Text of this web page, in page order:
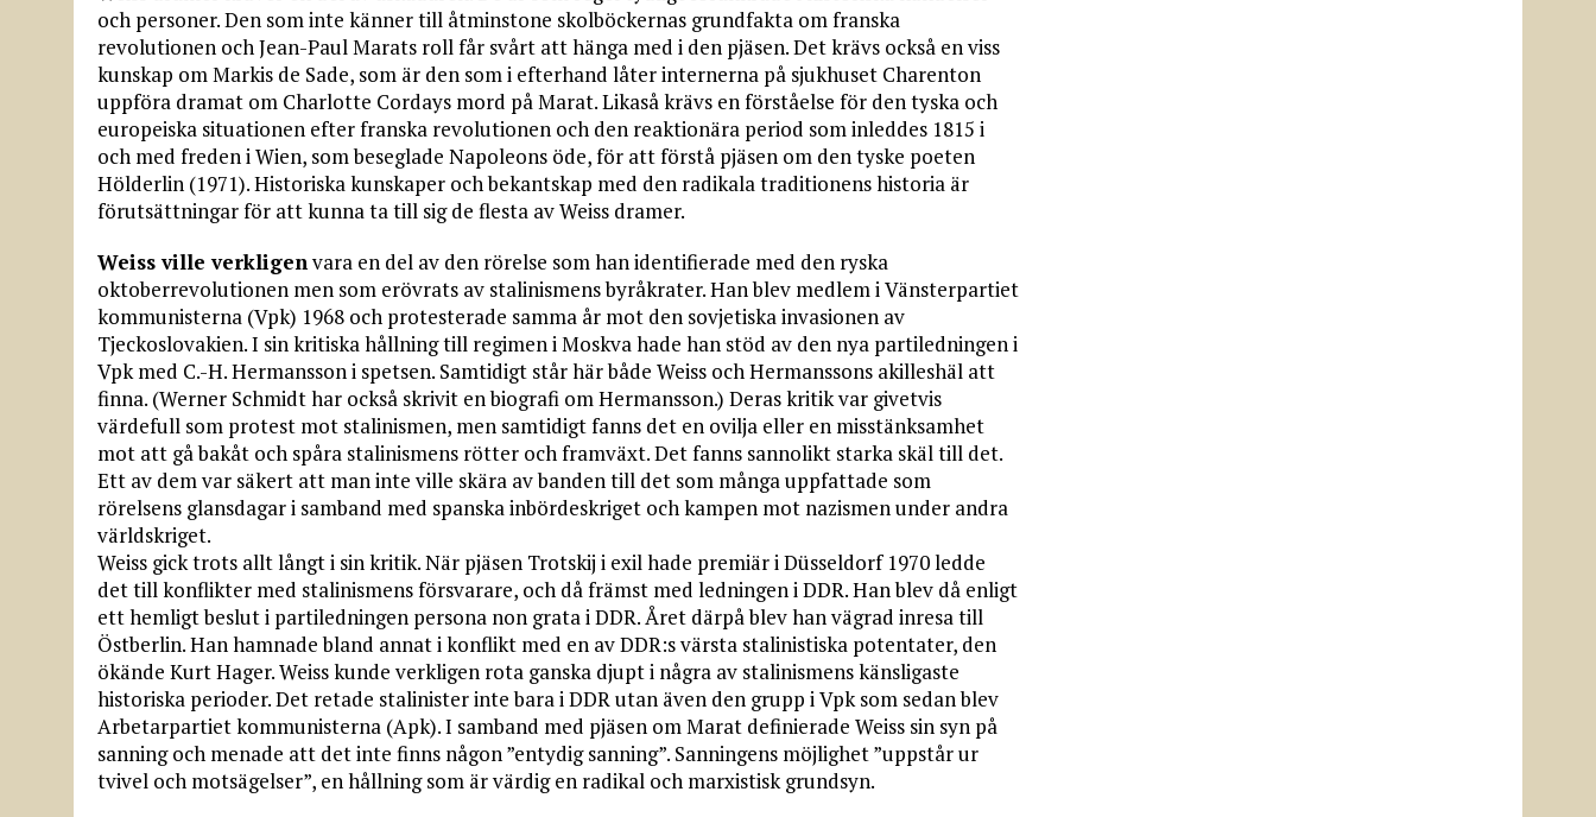
och personer. Den som inte känner till åtminstone skolböckernas grundfakta om franska
revolutionen och Jean-Paul Marats roll får svårt att hänga med i den pjäsen. Det krävs också en viss
kunskap om Markis de Sade, som är den som i efterhand låter internerna på sjukhuset Charenton
uppföra dramat om Charlotte Cordays mord på Marat. Likaså krävs en förståelse för den tyska och
europeiska situationen efter franska revolutionen och den reaktionära period som inleddes 1815 i
och med freden i Wien, som beseglade Napoleons öde, för att förstå pjäsen om den tyske poeten
Hölderlin (1971). Historiska kunskaper och bekantskap med den radikala traditionens historia är
förutsättningar för att kunna ta till sig de flesta av Weiss dramer.
Weiss ville verkligenvara en del av den rörelse som han identifierade med den ryska
oktoberrevolutionen men som erövrats av stalinismens byråkrater. Han blev medlem i Vänsterpartiet
kommunisterna (Vpk) 1968 och protesterade samma år mot den sovjetiska invasionen av
Tjeckoslovakien. I sin kritiska hållning till regimen i Moskva hade han stöd av den nya partiledningen i
Vpk med C.-H. Hermansson i spetsen. Samtidigt står här både Weiss och Hermanssons akilleshäl att
finna. (Werner Schmidt har också skrivit en biografi om Hermansson.) Deras kritik var givetvis
värdefull som protest mot stalinismen, men samtidigt fanns det en ovilja eller en misstänksamhet
mot att gå bakåt och spåra stalinismens rötter och framväxt. Det fanns sannolikt starka skäl till det.
Ett av dem var säkert att man inte ville skära av banden till det som många uppfattade som
rörelsens glansdagar i samband med spanska inbördeskriget och kampen mot nazismen under andra
världskriget.
Weiss gick trots allt långt i sin kritik. När pjäsen Trotskij i exil hade premiär i Düsseldorf 1970 ledde
det till konflikter med stalinismens försvarare, och då främst med ledningen i DDR. Han blev då enligt
ett hemligt beslut i partiledningen persona non grata i DDR. Året därpå blev han vägrad inresa till
Östberlin. Han hamnade bland annat i konflikt med en av DDR:s värsta stalinistiska potentater, den
ökände Kurt Hager. Weiss kunde verkligen rota ganska djupt i några av stalinismens känsligaste
historiska perioder. Det retade stalinister inte bara i DDR utan även den grupp i Vpk som sedan blev
Arbetarpartiet kommunisterna (Apk). I samband med pjäsen om Marat definierade Weiss sin syn på
sanning och menade att det inte finns någon ”entydig sanning”. Sanningens möjlighet ”uppstår ur
tvivel och motsägelser”, en hållning som är värdig en radikal och marxistisk grundsyn.